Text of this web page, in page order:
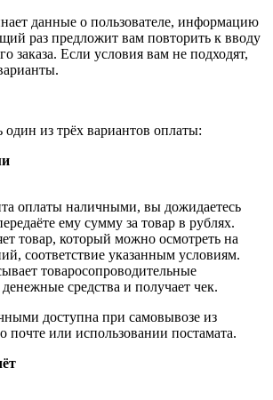
данные о пользователе, информацию
раз предложит вам повторить к вводу
заказа. Если условия вам не подходят,
из трёх вариантов оплаты:
оплаты наличными, вы дожидаетесь
ему сумму за товар в рублях.
товар, который можно осмотреть на
соответствие указанным условиям.
товаросопроводительные
средства и получает чек.
доступна при самовывозе из
почте или использовании постамата.